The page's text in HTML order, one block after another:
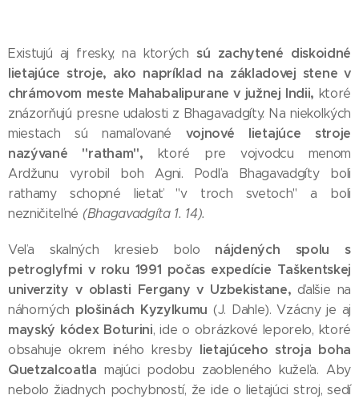
Existujú aj fresky, na ktorých sú zachytené diskoidné
lietajúce stroje, ako napríklad na základovej stene v
chrámovom meste Mahabalipurane v južnej Indii, ktoré
znázorňujú presne udalosti z Bhagavadgíty. Na niekoľkých
miestach sú namaľované vojnové lietajúce stroje
nazývané "ratham", ktoré pre vojvodcu menom
Ardžunu vyrobil boh Agni. Podľa Bhagavadgíty boli
rathamy schopné lietať "v troch svetoch" a boli
nezničiteľné (Bhagavadgíta 1. 14).
Veľa skalných kresieb bolo nájdených spolu s
petroglyfmi v roku 1991 počas expedície Taškentskej
univerzity v oblasti Fergany v Uzbekistane,ďalšie na
náhorných plošinách Kyzylkumu (J. Dahle). Vzácny je aj
mayský kódex Boturini, ide o obrázkové leporelo, ktoré
obsahuje okrem iného kresby lietajúceho stroja boha
Quetzalcoatla majúci podobu zaobleného kužeľa. Aby
nebolo žiadnych pochybností, že ide o lietajúci stroj, sedí